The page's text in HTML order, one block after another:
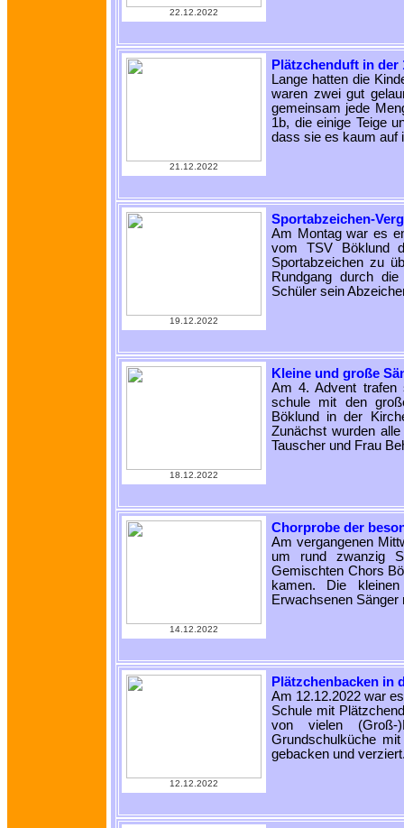
22.12.2022
21.12.2022
Plätzchenduft in der
Lange hatten die
waren zwei gut
gemeinsam jede
1b, die einige Teige
dass sie es kaum auf
19.12.2022
Sportabzeichen-
Am Montag war es
vom TSV Böklund
Sportabzeichen zu
Rundgang durch
Schüler sein
18.12.2022
Kleine und große
Am 4. Advent trafen
schule mit den
Böklund in der
Zunächst wurden
Tauscher und Frau
14.12.2022
Chorprobe der
Am vergangenen
um rund zwanzig
Gemischten Chors
kamen. Die
Erwachsenen
12.12.2022
Plätzchenbacken in
Am 12.12.2022 war
Schule mit
von vielen (Groß-
Grundschulküche
gebacken und